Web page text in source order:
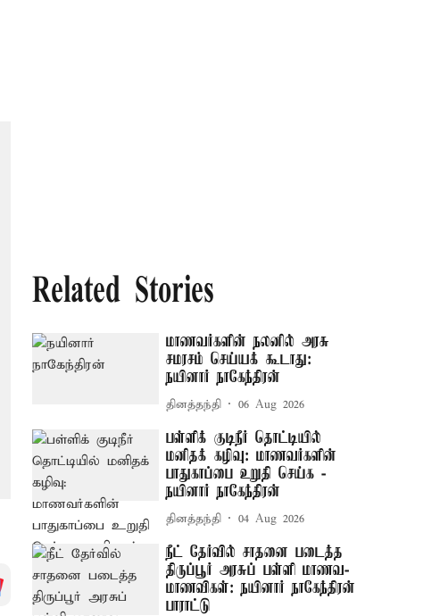
Related Stories
மாணவர்களின் நலனில் அரசு
சமரசம் செய்யக் கூடாது:
நயினார் நாகேந்திரன்
தினத்தந்தி 06 Aug 2026
பள்ளிக் குடிநீர் தொட்டியில்
மனிதக் கழிவு: மாணவர்களின்
பாதுகாப்பை உறுதி செய்க -
நயினார் நாகேந்திரன்
தினத்தந்தி 04 Aug 2026
நீட் தேர்வில் சாதனை படைத்த
திருப்பூர் அரசுப் பள்ளி மாணவ-
மாணவிகள்: நயினார் நாகேந்திரன்
பாராட்டு